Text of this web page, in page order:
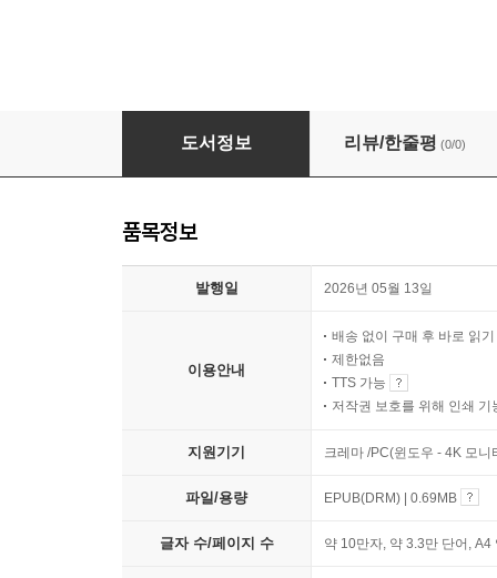
생성형 AI 도입 운영 매뉴얼
도서정보 리뷰/한줄평 (0/0)
품목정보
발행일 2026년 05월 13일
이용안내
배송 없이 구매 후 바로 읽기
제한없음
TTS 가능
저작권 보호를 위해 인쇄 기
지원기기 크레마 /PC(윈도우 - 4K 모
파일/용량 EPUB(DRM) | 0.69MB
글자 수/페이지 수 약 10만자, 약 3.3만 단어,